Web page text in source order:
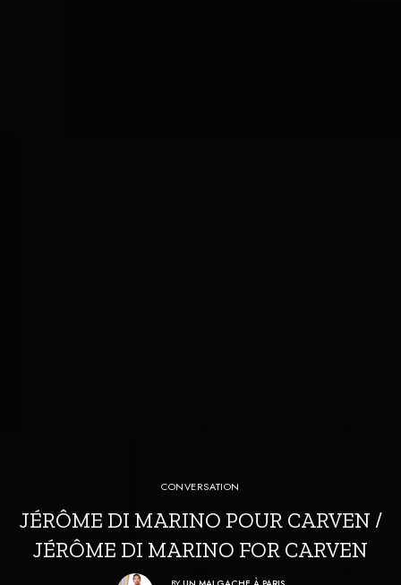
CONVERSATION
JÉRÔME DI MARINO POUR CARVEN /
JÉRÔME DI MARINO FOR CARVEN